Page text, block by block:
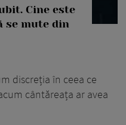
Cine este
se mute din
discreția în ceea ce
cântăreața ar avea